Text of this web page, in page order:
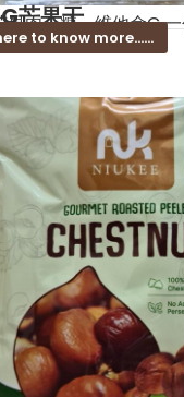
芒果干
果肉、糖、维他命C 一
to know more......